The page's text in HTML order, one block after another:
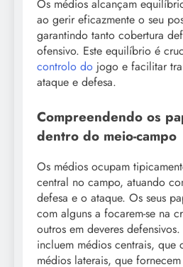
Os médios alcançam
ao gerir eficazmente o seu
garantindo tanto cobertura
ofensivo. Este equilíbrio é
controlo do jogo e facilitar
ataque e defesa.
Compreendendo os
dentro do meio-campo
Os médios ocupam
central no campo, atuando
defesa e o ataque. Os seus
com alguns a focarem-se na
outros em deveres
incluem médios centrais, que
médios laterais, que